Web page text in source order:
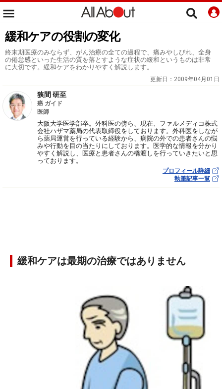
緩和ケアの役割の変化
終末期医療のみならず、がん治療の全ての過程で、痛みやしびれ、全身
の倦怠感といった生活の質を落とすような症状の緩和というものは非常
に大切です。緩和ケアをわかりやすく解説します。
更新日： 2009年04月01日
狭間 研至
癌 ガイド
医師
大阪大学医学部卒。外科医の傍ら、現在、ファルメディコ株式
会社ハザマ薬局の代表取締役をしております。外科医をしなが
ら薬局運営を行っている経験から、病院の外での患者さんの悩
みや行動を目の当たりにしております。医学的な情報を分かり
やすく解説し、医療と患者さんの橋渡しを行っていきたいと思
っております。
プロフィール詳細
執筆記事一覧
緩和ケアは最期の治療ではありません